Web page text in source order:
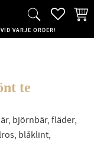
VID VARJE ORDER!
te
björnbär, fläder,
blåklint,